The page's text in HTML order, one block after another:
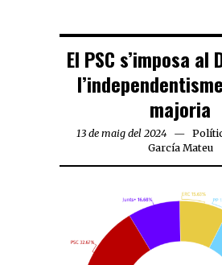
El PSC s’imposa
majoria
13 de maig del 2024
García Mateu